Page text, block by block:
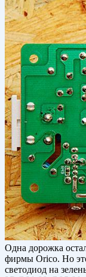
Одна дорожка
фирмы Orico. Но
светодиод на